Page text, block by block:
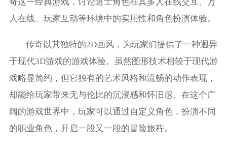
奇这一经典游戏，讨论道士角色在其多人在线交互、万
人在线、玩家互动等环境中的实用性和角色扮演体验。
传奇以其独特的2D画风，为玩家们提供了一种迥异
于现代3D游戏的游戏体验。虽然图形技术相较于现代游
戏略显简约，但它独有的艺术风格和流畅的动作表现，
却能给玩家带来无与伦比的沉浸感和怀旧感。在这个广
阔的游戏世界中，玩家可以通过自定义角色，扮演不同
的职业角色，开启一段又一段的冒险旅程。